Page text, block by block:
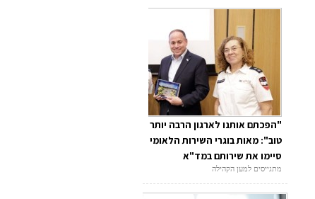
"הפכתם אותנו לארגון הרבה יותר
טוב": מאות בוגרי השירות הלאומי
סיימו את שירותם במד"א
מתגייסים למען הקהילה